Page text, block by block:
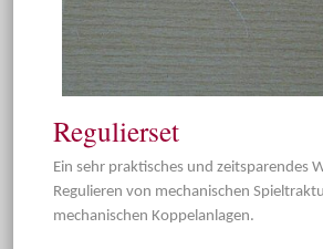
Regulierset
Ein sehr praktisches und zeitsparendes
Regulieren von mechanischen
mechanischen Koppelanlagen.